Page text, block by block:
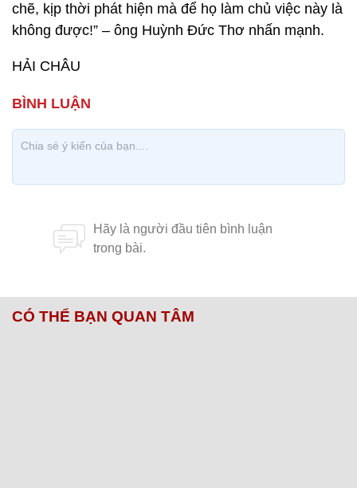
chẽ, kịp thời phát hiện mà để họ làm chủ việc này là
không được!” – ông Huỳnh Đức Thơ nhấn mạnh.
HẢI CHÂU
CÓ THỂ BẠN QUAN TÂM